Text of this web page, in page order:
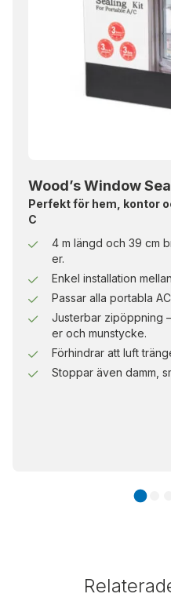
Wood’s Window
Perfekt för hem, kontor
C
4 m längd och 39 cm
er.
Enkel installation
Passar alla portabla
Justerbar zipöppning
er och munstycke.
Förhindrar att luft
Stoppar även damm,